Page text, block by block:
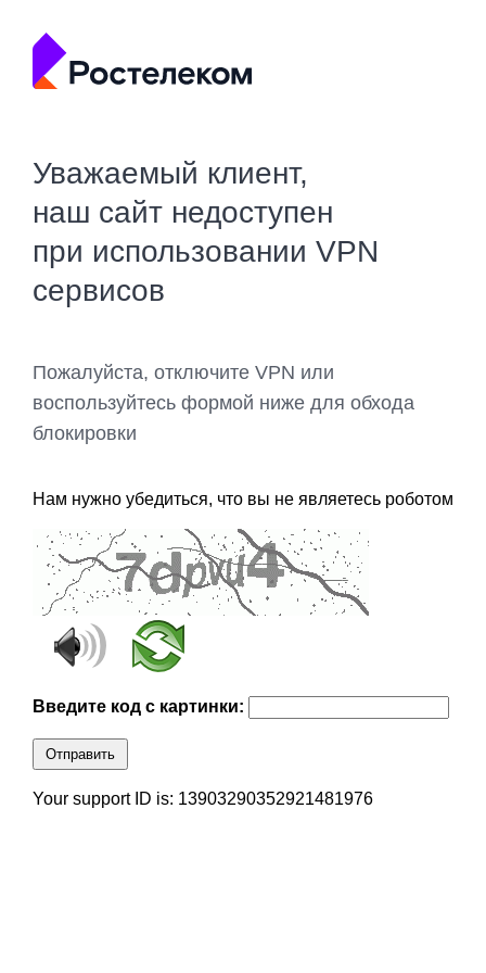
Уважаемый клиент,
наш сайт недоступен
при использовании VPN
сервисов
Пожалуйста, отключите VPN или
воспользуйтесь формой ниже для обхода
блокировки
Нам нужно убедиться, что вы не являетесь роботом
Введите код с картинки:
Отправить
Your support ID is: 13903290352921481976